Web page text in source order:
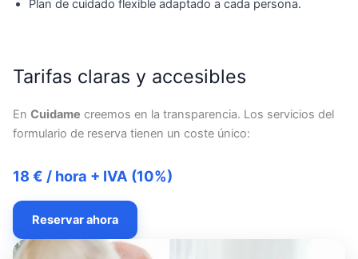
Plan de cuidado flexible adaptado a cada persona.
Tarifas claras y accesibles
En Cuidame creemos en la transparencia. Los servicios del
formulario de reserva tienen un coste único:
18 € / hora + IVA (10%)
Reservar ahora